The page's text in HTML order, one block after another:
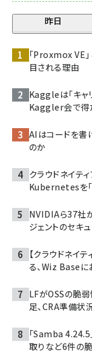
昨日
「Proxmox VE
目される理由
Kaggleは「キャ
Kaggler会で得
AIはコードを書
のか
クラウドネイテ
Kubernetesを
NVIDIAら37社
ジェントのセキ
【クラウドネイ
る、Wiz Base
LFがOSSの脆
足、CRA準備状
「Samba 4.24.5
取りなど6件の